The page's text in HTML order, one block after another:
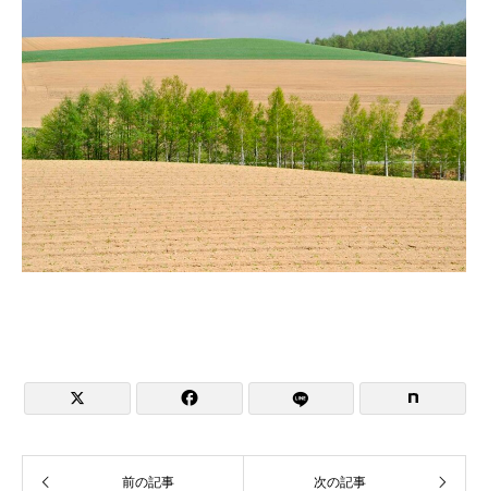
 
前の記事 次の記事